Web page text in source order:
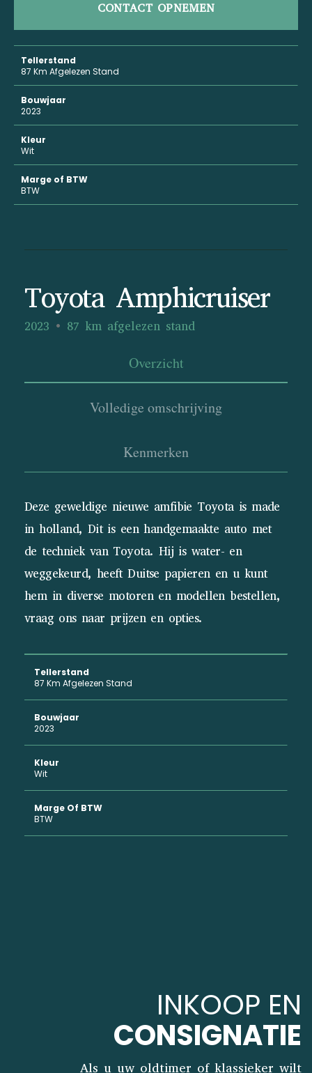
CONTACT OPNEMEN
Tellerstand
87 Km Afgelezen Stand
Bouwjaar
2023
Kleur
Wit
Marge of BTW
BTW
Toyota Amphicruiser
2023 87 km afgelezen stand
Overzicht
Volledige omschrijving
Kenmerken
Deze geweldige nieuwe amfibie Toyota is made
in holland, Dit is een handgemaakte auto met
de techniek van Toyota. Hij is water- en
weggekeurd, heeft Duitse papieren en u kunt
hem in diverse motoren en modellen bestellen,
vraag ons naar prijzen en opties.
Tellerstand
87 Km Afgelezen Stand
Bouwjaar
2023
Kleur
Wit
Marge Of BTW
BTW
INKOOP EN
CONSIGNATIE
Als u uw oldtimer of klassieker wilt